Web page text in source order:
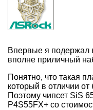
Впервые я подержал
вполне приличный
Понятно, что такая
который в отличии
Поэтому чипсет SiS
P4S55FX+ со